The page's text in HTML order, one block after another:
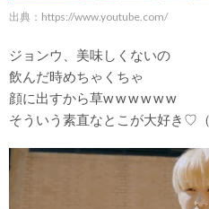
出典： https://www.youtube.com/
ジョンウ、美味しくないの
飲んだ時めちゃくちゃ
顔に出すから草w w w w w w
そういう素直なとこが大好き♡（